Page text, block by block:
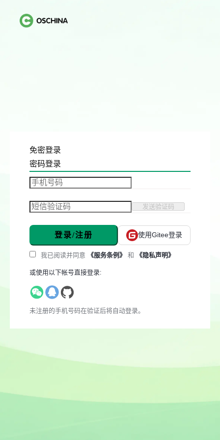
免密登录
密码登录
发送验证码
登录/注册 使用Gitee登录
我已阅读并同意 《服务条例》 和 《隐私声明》
或使用以下帐号直接登录:
未注册的手机号码在验证后将自动登录。